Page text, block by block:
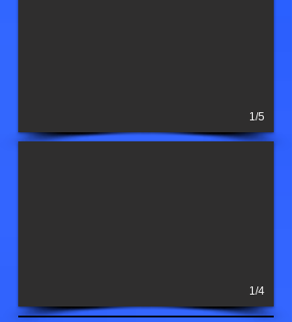
1/5
1/4